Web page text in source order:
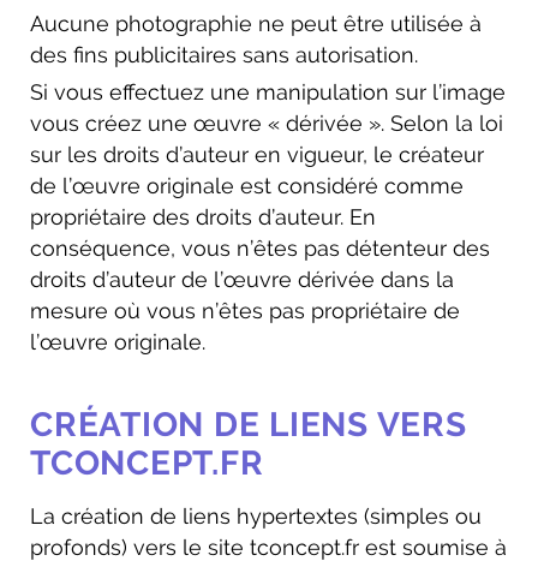
Aucune photographie ne peut être utilisée à
des fins publicitaires sans autorisation.
Si vous effectuez une manipulation sur l’image
vous créez une œuvre « dérivée ». Selon la loi
sur les droits d’auteur en vigueur, le créateur
de l’œuvre originale est considéré comme
propriétaire des droits d’auteur. En
conséquence, vous n’êtes pas détenteur des
droits d’auteur de l’œuvre dérivée dans la
mesure où vous n’êtes pas propriétaire de
l’œuvre originale.
CRÉATION DE LIENS VERS
TCONCEPT.FR
La création de liens hypertextes (simples ou
profonds) vers le site tconcept.fr est soumise à